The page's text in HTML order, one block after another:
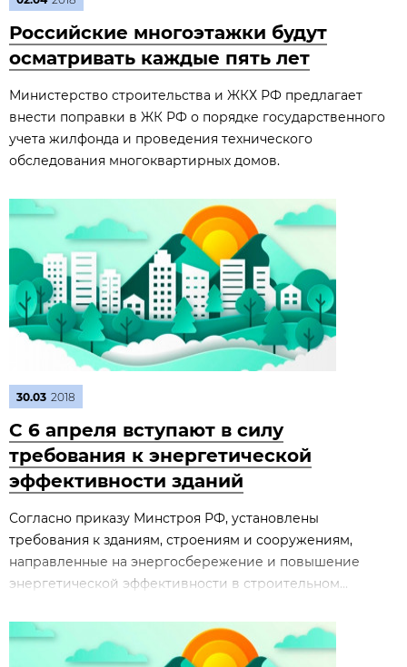
Российские многоэтажки будут
осматривать каждые пять лет
Министерство строительства и ЖКХ РФ предлагает
внести поправки в ЖК РФ о порядке государственного
учета жилфонда и проведения технического
обследования многоквартирных домов.
30.03 2018
С 6 апреля вступают в силу
требования к энергетической
эффективности зданий
Согласно приказу Минстроя РФ, установлены
требования к зданиям, строениям и сооружениям,
направленные на энергосбережение и повышение
энергетической эффективности в строительном...